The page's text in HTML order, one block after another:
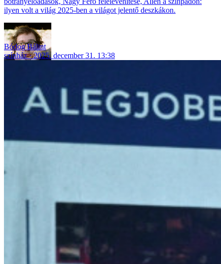
ilyen volt a világ 2025-ben a világot jelentő deszkákon.
Bódog Bálint
színház
2025. december 31. 13:38